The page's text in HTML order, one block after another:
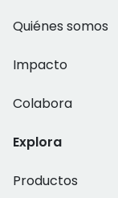
Quiénes somos
Impacto
Colabora
Explora
Productos